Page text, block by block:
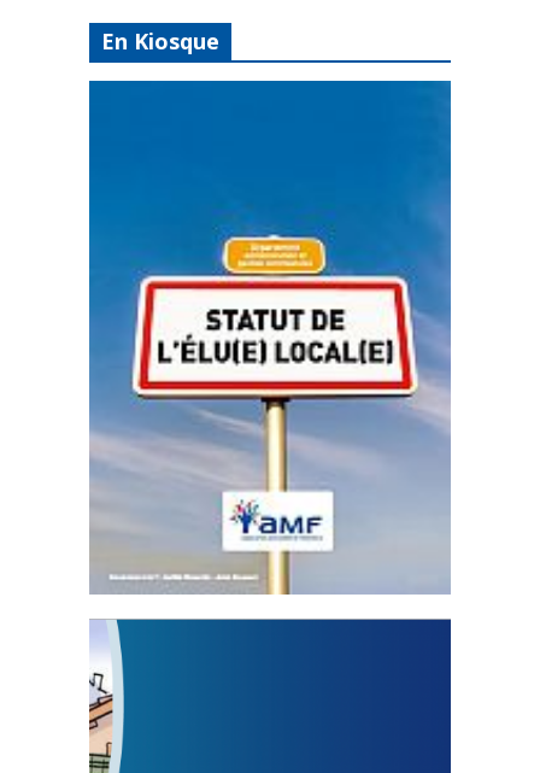
En Kiosque
Statut de l’élu local
3 avril 2024
Mise à jour avril 2024
FEUILLETER